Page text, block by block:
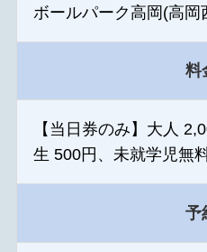
ボールパーク高岡(高
料
【当日券のみ】大人
生 500円、未就学児無
予